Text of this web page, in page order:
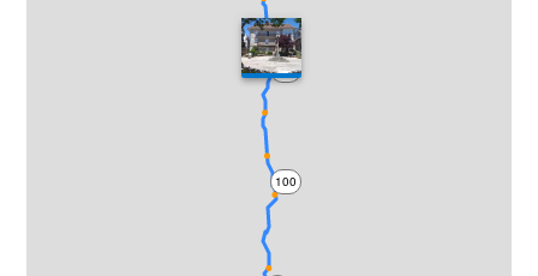
100
150